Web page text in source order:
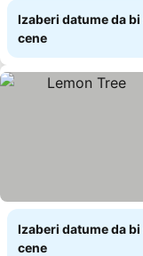
Izaberi datume da
cene
Izaberi datume da
cene